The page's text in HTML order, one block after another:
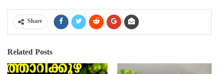
Share
Related Posts